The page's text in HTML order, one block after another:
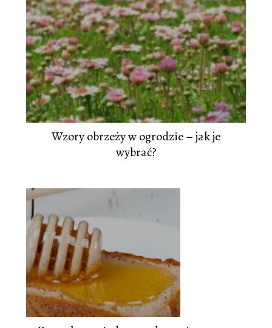
Wzory obrzeży w ogrodzie – jak je
wybrać?